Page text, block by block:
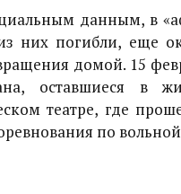
данным, в
них погибли, еще
домой. 15
оставшиеся в
театре, где
по